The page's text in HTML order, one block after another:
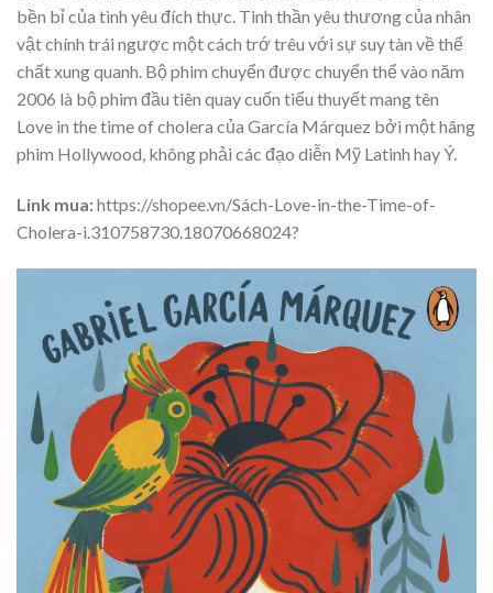
bền bỉ của tình yêu đích thực. Tinh thần yêu thương của nhân
vật chính trái ngược một cách trớ trêu với sự suy tàn về thể
chất xung quanh. Bộ phim chuyển được chuyển thể vào năm
2006 là bộ phim đầu tiên quay cuốn tiểu thuyết mang tên
Love in the time of cholera của García Márquez bởi một hãng
phim Hollywood, không phải các đạo diễn Mỹ Latinh hay Ý.
Link mua:https://shopee.vn/Sách-Love-in-the-Time-of-
Cholera-i.310758730.18070668024?